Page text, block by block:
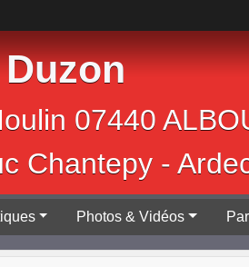
Chantepy -
Photos & Vidéos